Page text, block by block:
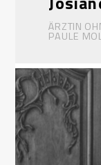
ÄRZTIN
PAULE